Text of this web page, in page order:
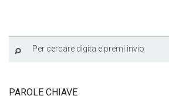
PAROLE CHIAVE